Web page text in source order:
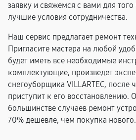
заявку и свяжемся с вами для
лучшие условия сотрудничества.
Наш сервис предлагает ремонт
Пригласите мастера на любой
будет иметь все необходимые
комплектующие, произведет
снегоуборщика VILLARTEC, после
приступит к его восстановлению.
большинстве случаев ремонт
70% дешевле, чем покупка нового.